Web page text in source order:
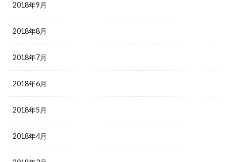
2018年9月
2018年8月
2018年7月
2018年6月
2018年5月
2018年4月